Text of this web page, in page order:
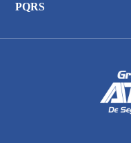
PQRS